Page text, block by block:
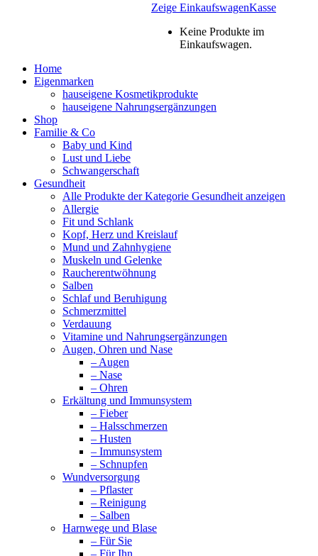
Zeige EinkaufswagenKasse
Keine Produkte im
Einkaufswagen.
Home
Eigenmarken
hauseigene Kosmetikprodukte
hauseigene Nahrungsergänzungen
Shop
Familie & Co
Baby und Kind
Lust und Liebe
Schwangerschaft
Gesundheit
Alle Produkte der Kategorie Gesundheit anzeigen
Allergie
Fit und Schlank
Kopf, Herz und Kreislauf
Mund und Zahnhygiene
Muskeln und Gelenke
Raucherentwöhnung
Salben
Schlaf und Beruhigung
Schmerzmittel
Verdauung
Vitamine und Nahrungsergänzungen
Augen, Ohren und Nase
– Augen
– Nase
– Ohren
Erkältung und Immunsystem
– Fieber
– Halsschmerzen
– Husten
– Immunsystem
– Schnupfen
Wundversorgung
– Pflaster
– Reinigung
– Salben
Harnwege und Blase
– Für Sie
– Für Ihn